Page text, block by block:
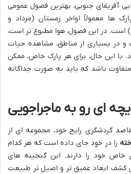
آفریقای جنوبی، بهترین فصول عمومی
ها معمولاً اواخر زمستان (مرداد و
است. در این فصول، هوا مطبوع تر است،
در بسیاری از مناطق، مشاهده حیات
این حال، برای هر پارک خاص، ممکن
باشد که باید به صورت جداگانه
ای رو به ماجراجویی
گردشگری رایج خود، مجموعه ای از
را در خود جای داده است که هر کدام
خاص خود را دارند. این گنجینه های
کشف ابعاد عمیق تر و اصیل تر طبیعت